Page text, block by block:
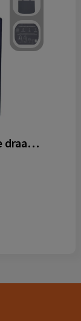
Kai GRS gerecyclede circulaire draagtas